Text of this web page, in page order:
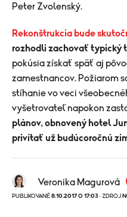
Peter Zvolenský.
Rekonštrukcia bude
rozhodli zachovať typický
pokúsia získať späť aj
zamestnancov. Požiarom
stíhanie vo veci
vyšetrovateľ napokon
plánov, obnovený hotel
privítať už budúcoročnú
Veronika Magurová
PUBLIKOVANÉ 8.10.2017 O 17:03 · ZDROJ